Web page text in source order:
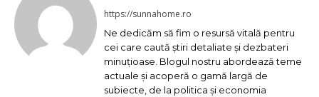
https://sunnahome.ro
Ne dedicăm să fim o resursă vitală pentru
cei care caută știri detaliate și dezbateri
minuțioase. Blogul nostru abordează teme
actuale și acoperă o gamă largă de
subiecte, de la politica și economia